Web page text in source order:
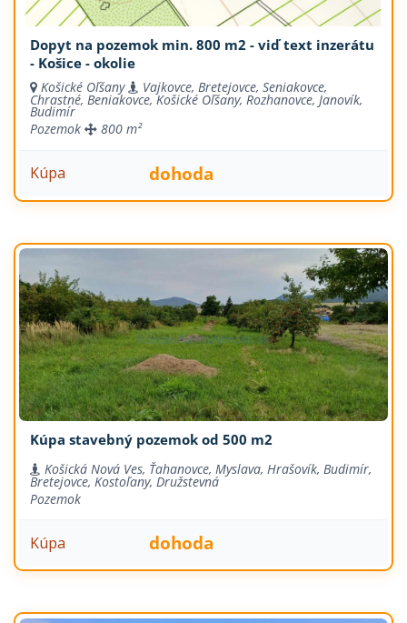
Dopyt na pozemok min. 800 m2 - viď text inzerátu
- Košice - okolie
Košické Oľšany Vajkovce, Bretejovce, Seniakovce,
Chrastné, Beniakovce, Košické Oľšany, Rozhanovce, Janovík,
Budimír
Pozemok
800 m²
Kúpa dohoda
Kúpa stavebný pozemok od 500 m2
Košická Nová Ves, Ťahanovce, Myslava, Hrašovík, Budimír,
Bretejovce, Kostoľany, Družstevná
Pozemok
Kúpa dohoda